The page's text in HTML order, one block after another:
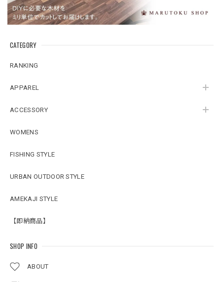
CATEGORY
RANKING
APPAREL
ACCESSORY
WOMENS
FISHING STYLE
URBAN OUTDOOR STYLE
AMEKAJI STYLE
【即納商品】
SHOP INFO
ABOUT